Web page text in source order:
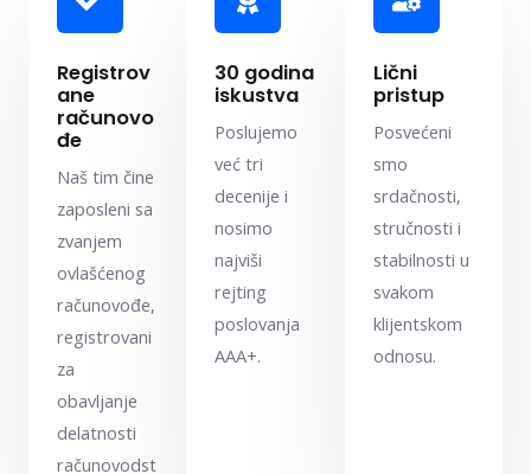
Registrov
ane
računovo
đe
Naš tim čine
zaposleni sa
zvanjem
ovlašćenog
računovođe,
registrovani
za
obavljanje
delatnosti
računovodst
30 godina
iskustva
Poslujemo
već tri
decenije i
nosimo
najviši
rejting
poslovanja
AAA+.
Lični
pristup
Posvećeni
smo
srdačnosti,
stručnosti i
stabilnosti u
svakom
klijentskom
odnosu.